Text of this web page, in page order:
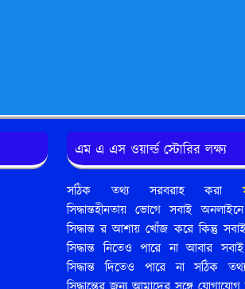
এম এ এস ওয়ার্ল্ড স্টোরির লক্ষ্য
সঠিক তথ্য সরবরাহ করা
সিদ্ধান্তহীনতায় ভোগে সবাই
সিদ্ধান্ত র আশায় খোঁজ করে কিন্তু
সিদ্ধান্ত নিতেও পারে না আবার
সিদ্ধান্ত দিতেও পারে না সঠিক